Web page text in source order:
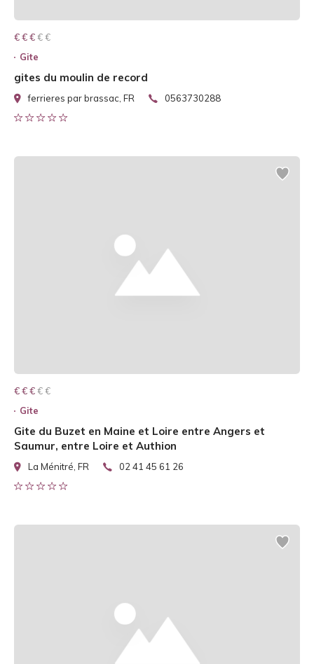
€ € € € €
€ € €
Gite
gites du moulin de record
ferrieres par brassac, FR 0563730288
€ € € € €
€ € €
Gite
Gite du Buzet en Maine et Loire entre Angers et
Saumur, entre Loire et Authion
La Ménitré, FR 02 41 45 61 26